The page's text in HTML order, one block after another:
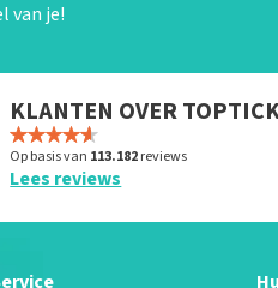
van je!
KLANTEN OVER
Op basis van 113.182reviews
Lees reviews